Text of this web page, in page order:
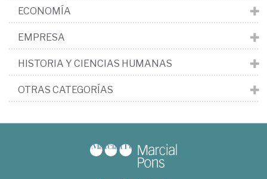
ECONOMÍA
EMPRESA
HISTORIA Y CIENCIAS HUMANAS
OTRAS CATEGORÍAS